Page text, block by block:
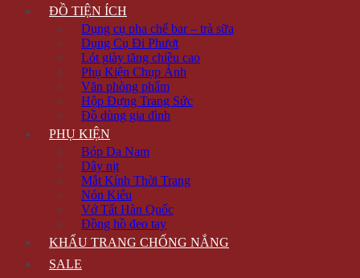
ĐỒ TIỆN ÍCH
Dụng cụ pha chế bar – trà sữa
Dụng Cụ Đi Phượt
Lót giày tăng chiều cao
Phụ Kiện Chụp Ảnh
Văn phòng phẩm
Hộp Đựng Trang Sức
Đồ dùng gia đình
PHỤ KIỆN
Bóp Da Nam
Dây nịt
Mắt Kính Thời Trang
Nón Kiểu
Vớ Tất Hàn Quốc
Đồng hồ đeo tay
KHẨU TRANG CHỐNG NẮNG
SALE